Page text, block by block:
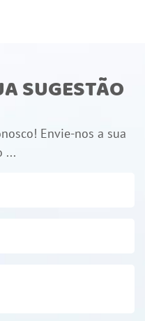
SUGESTÃO
Envie-nos a sua
...